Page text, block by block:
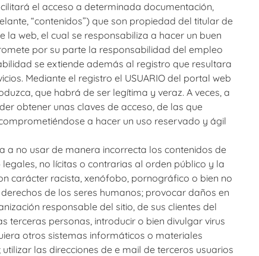
el acceso a determinada documentación,
“contenidos”) que son propiedad del titular de
web, el cual se responsabiliza a hacer un buen
por su parte la responsabilidad del empleo
se extiende además al registro que resultara
Mediante el registro el USUARIO del portal web
que habrá de ser legítima y veraz. A veces, a
obtener unas claves de acceso, de las que
a hacer un uso reservado y ágil
a no usar de manera incorrecta los contenidos de
no lícitas o contrarias al orden público y la
carácter racista, xenófobo, pornográfico o bien no
de los seres humanos; provocar daños en
responsable del sitio, de sus clientes del
terceras personas, introducir o bien divulgar virus
otros sistemas informáticos o materiales
las direcciones de e mail de terceros usuarios